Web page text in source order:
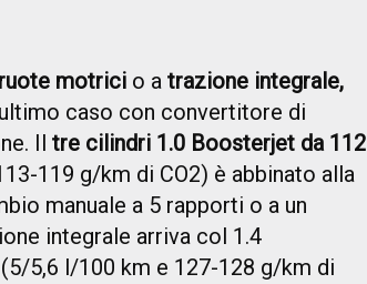
motrici o a trazione integrale,
caso con convertitore di
Il tre cilindri 1.0 Boosterjet da 112
119 g/km di CO2) è abbinato alla
manuale a 5 rapporti o a un
integrale arriva col 1.4
5,6 l/100 km e 127-128 g/km di